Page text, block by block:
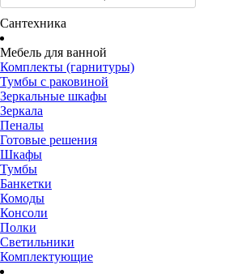
Сантехника
Мебель для ванной
Комплекты (гарнитуры)
Тумбы с раковиной
Зеркальные шкафы
Зеркала
Пеналы
Готовые решения
Шкафы
Тумбы
Банкетки
Комоды
Консоли
Полки
Светильники
Комплектующие